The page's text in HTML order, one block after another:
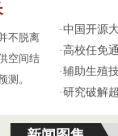
不脱离
空间结
测。
·中国开源
· 高校任免
·辅助生殖
·研究破解